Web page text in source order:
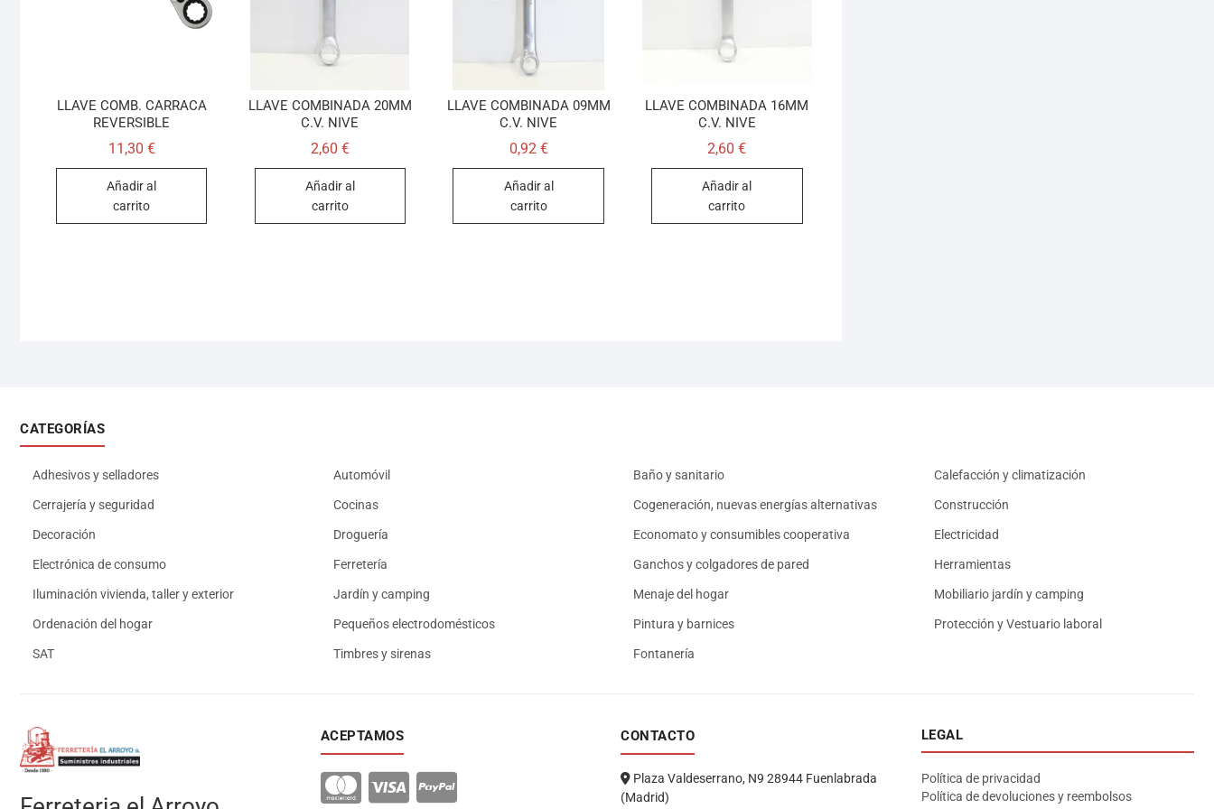
LLAVE COMB. CARRACA
REVERSIBLE
11,30 €
Añadir al
carrito
LLAVE COMBINADA 20MM
C.V. NIVE
2,60 €
Añadir al
carrito
LLAVE COMBINADA 09MM
C.V. NIVE
0,92 €
Añadir al
carrito
LLAVE COMBINADA 16MM
C.V. NIVE
2,60€
Añadir al
carrito
CATEGORÍAS
Adhesivos y selladores Automóvil Baño y sanitario Calefacción y climatización
Cerrajería y seguridad Cocinas Cogeneración, nuevas energías alternativas Construcción
Decoración Droguería Economato y consumibles cooperativa Electricidad
Electrónica de consumo Ferretería Ganchos y colgadores de pared Herramientas
Iluminación vivienda, taller y exterior Jardín y camping Menaje del hogar Mobiliario jardín y camping
Ordenación del hogar Pequeños electrodomésticos Pintura y barnices Protección y Vestuario laboral
SAT Timbres y sirenas Fontanería
ACEPTAMOS CONTACTO
Plaza Valdeserrano, N9 28944 Fuenlabrada
(Madrid)
LEGAL
Política de privacidad
Política de devoluciones y reembolsos
Asesor El Arroyo
En línea · responde en segundos